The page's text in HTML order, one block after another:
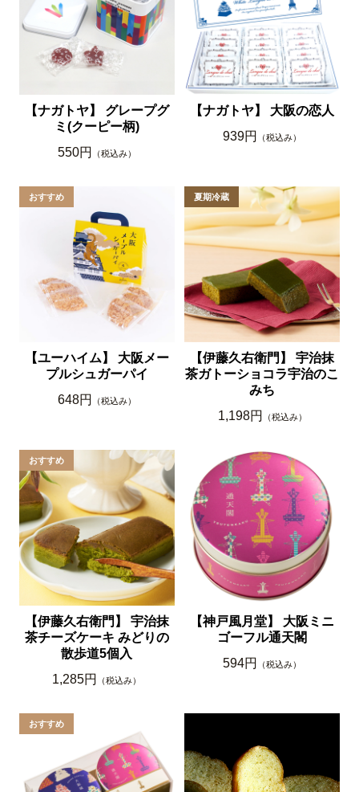
【ナガトヤ】 グレープグ
ミ(クーピー柄)
550円
（税込み）
【ナガトヤ】 大阪の恋人
939円
（税込み）
【ユーハイム】 大阪メー
プルシュガーパイ
648円
（税込み）
【伊藤久右衛門】 宇治抹
茶ガトーショコラ宇治のこ
みち
1,198円
（税込み）
【伊藤久右衛門】 宇治抹
茶チーズケーキ みどりの
散歩道5個入
1,285円
（税込み）
【神戸風月堂】 大阪ミニ
ゴーフル通天閣
594円
（税込み）